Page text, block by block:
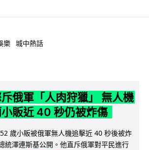
樂 城中熱話
俄軍「人肉狩獵」 無人機
販近 40 秒仍被炸傷
歲小販被俄軍無人機追擊近 40 秒後被炸
統澤連斯基公開。他直斥俄軍對平民進行